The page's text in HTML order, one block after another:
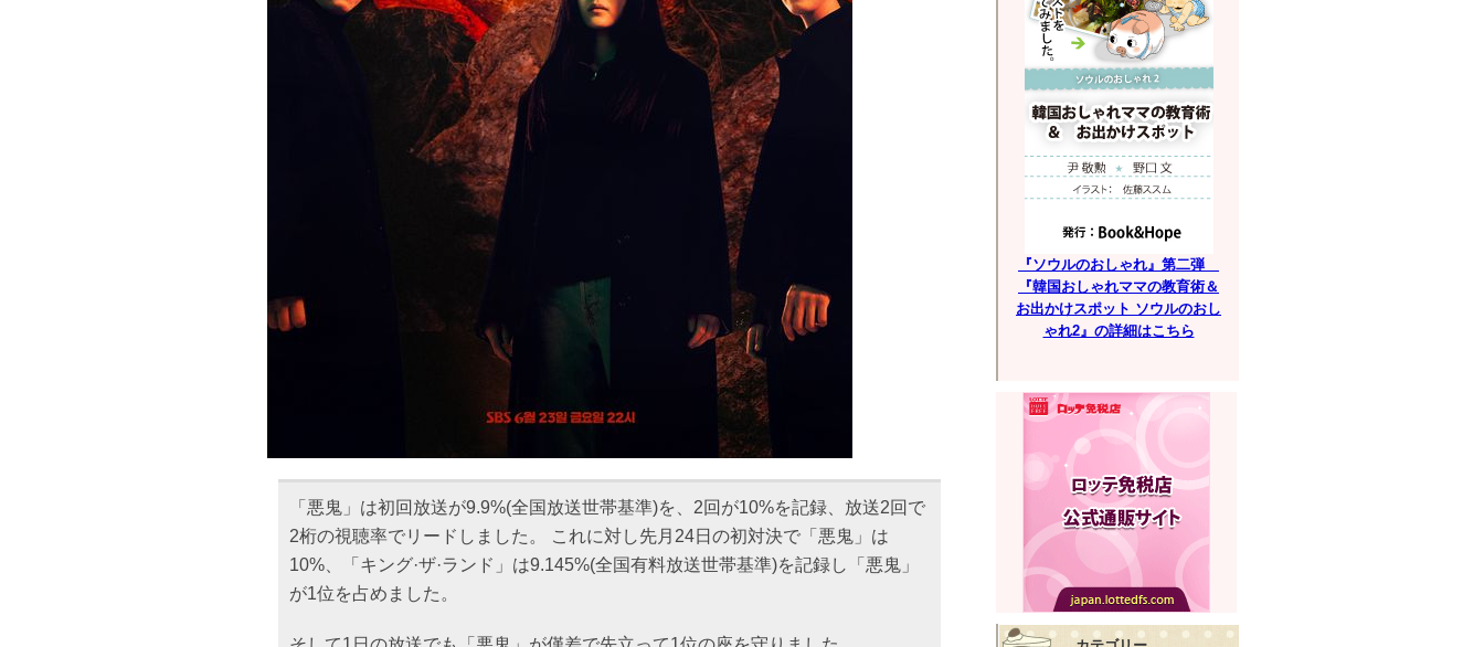
「悪鬼」は初回放送が9.9%(全国放送世帯基準)を、2回が10%を記録、放送2回で
2桁の視聴率でリードしました。 これに対し先月24日の初対決で「悪鬼」は
10%、「キング·ザ·ランド」は9.145%(全国有料放送世帯基準)を記録し「悪鬼」
が1位を占めました。
『ソウルのおしゃれ』第二弾
『韓国おしゃれママの教育術＆
お出かけスポット ソウルのおし
ゃれ2』の詳細はこちら